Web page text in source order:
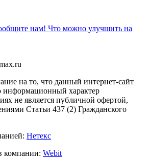
нам! Что можно улучшить на
на то, что данный интернет-сайт
информационный характер
не является публичной офертой,
Статьи 437 (2) Гражданского
Нетекс
компании: Webit